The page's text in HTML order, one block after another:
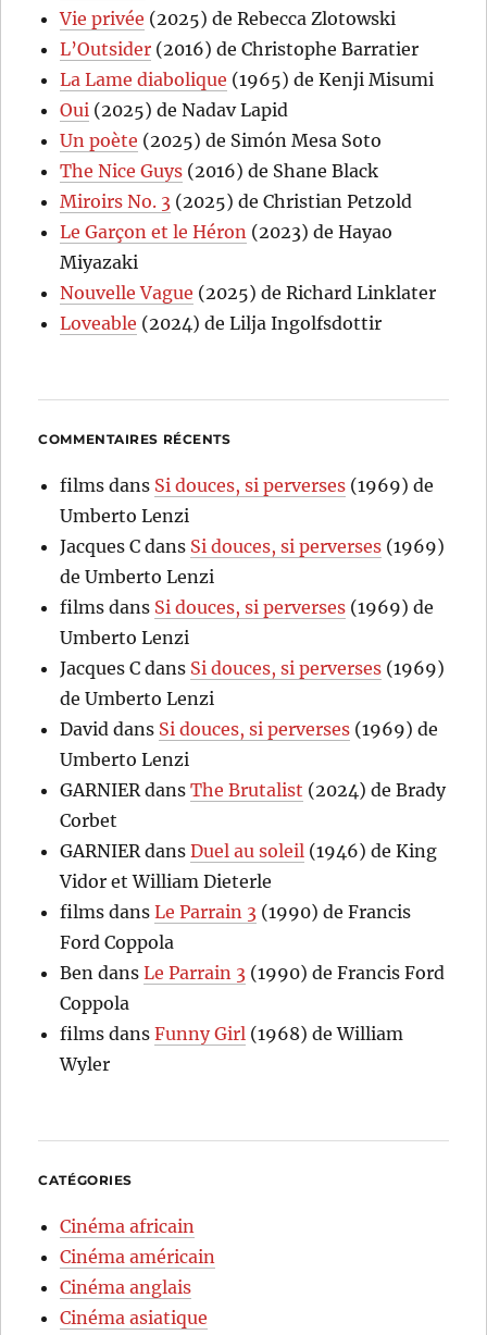
Vie privée (2025) de Rebecca Zlotowski
L’Outsider (2016) de Christophe Barratier
La Lame diabolique (1965) de Kenji Misumi
Oui (2025) de Nadav Lapid
Un poète (2025) de Simón Mesa Soto
The Nice Guys (2016) de Shane Black
Miroirs No. 3 (2025) de Christian Petzold
Le Garçon et le Héron (2023) de Hayao
Miyazaki
Nouvelle Vague (2025) de Richard Linklater
Loveable (2024) de Lilja Ingolfsdottir
COMMENTAIRES RÉCENTS
films dans Si douces, si perverses (1969) de
Umberto Lenzi
Jacques C dans Si douces, si perverses (1969)
de Umberto Lenzi
films dans Si douces, si perverses (1969) de
Umberto Lenzi
Jacques C dans Si douces, si perverses (1969)
de Umberto Lenzi
David dans Si douces, si perverses (1969) de
Umberto Lenzi
GARNIER dansThe Brutalist (2024) de Brady
Corbet
GARNIER dansDuel au soleil (1946) de King
Vidor et William Dieterle
films dansLe Parrain 3 (1990) de Francis
Ford Coppola
Ben dansLe Parrain 3 (1990) de Francis Ford
Coppola
films dansFunny Girl (1968) de William
Wyler
CATÉGORIES
Cinéma africain
Cinéma américain
Cinéma anglais
Cinéma asiatique